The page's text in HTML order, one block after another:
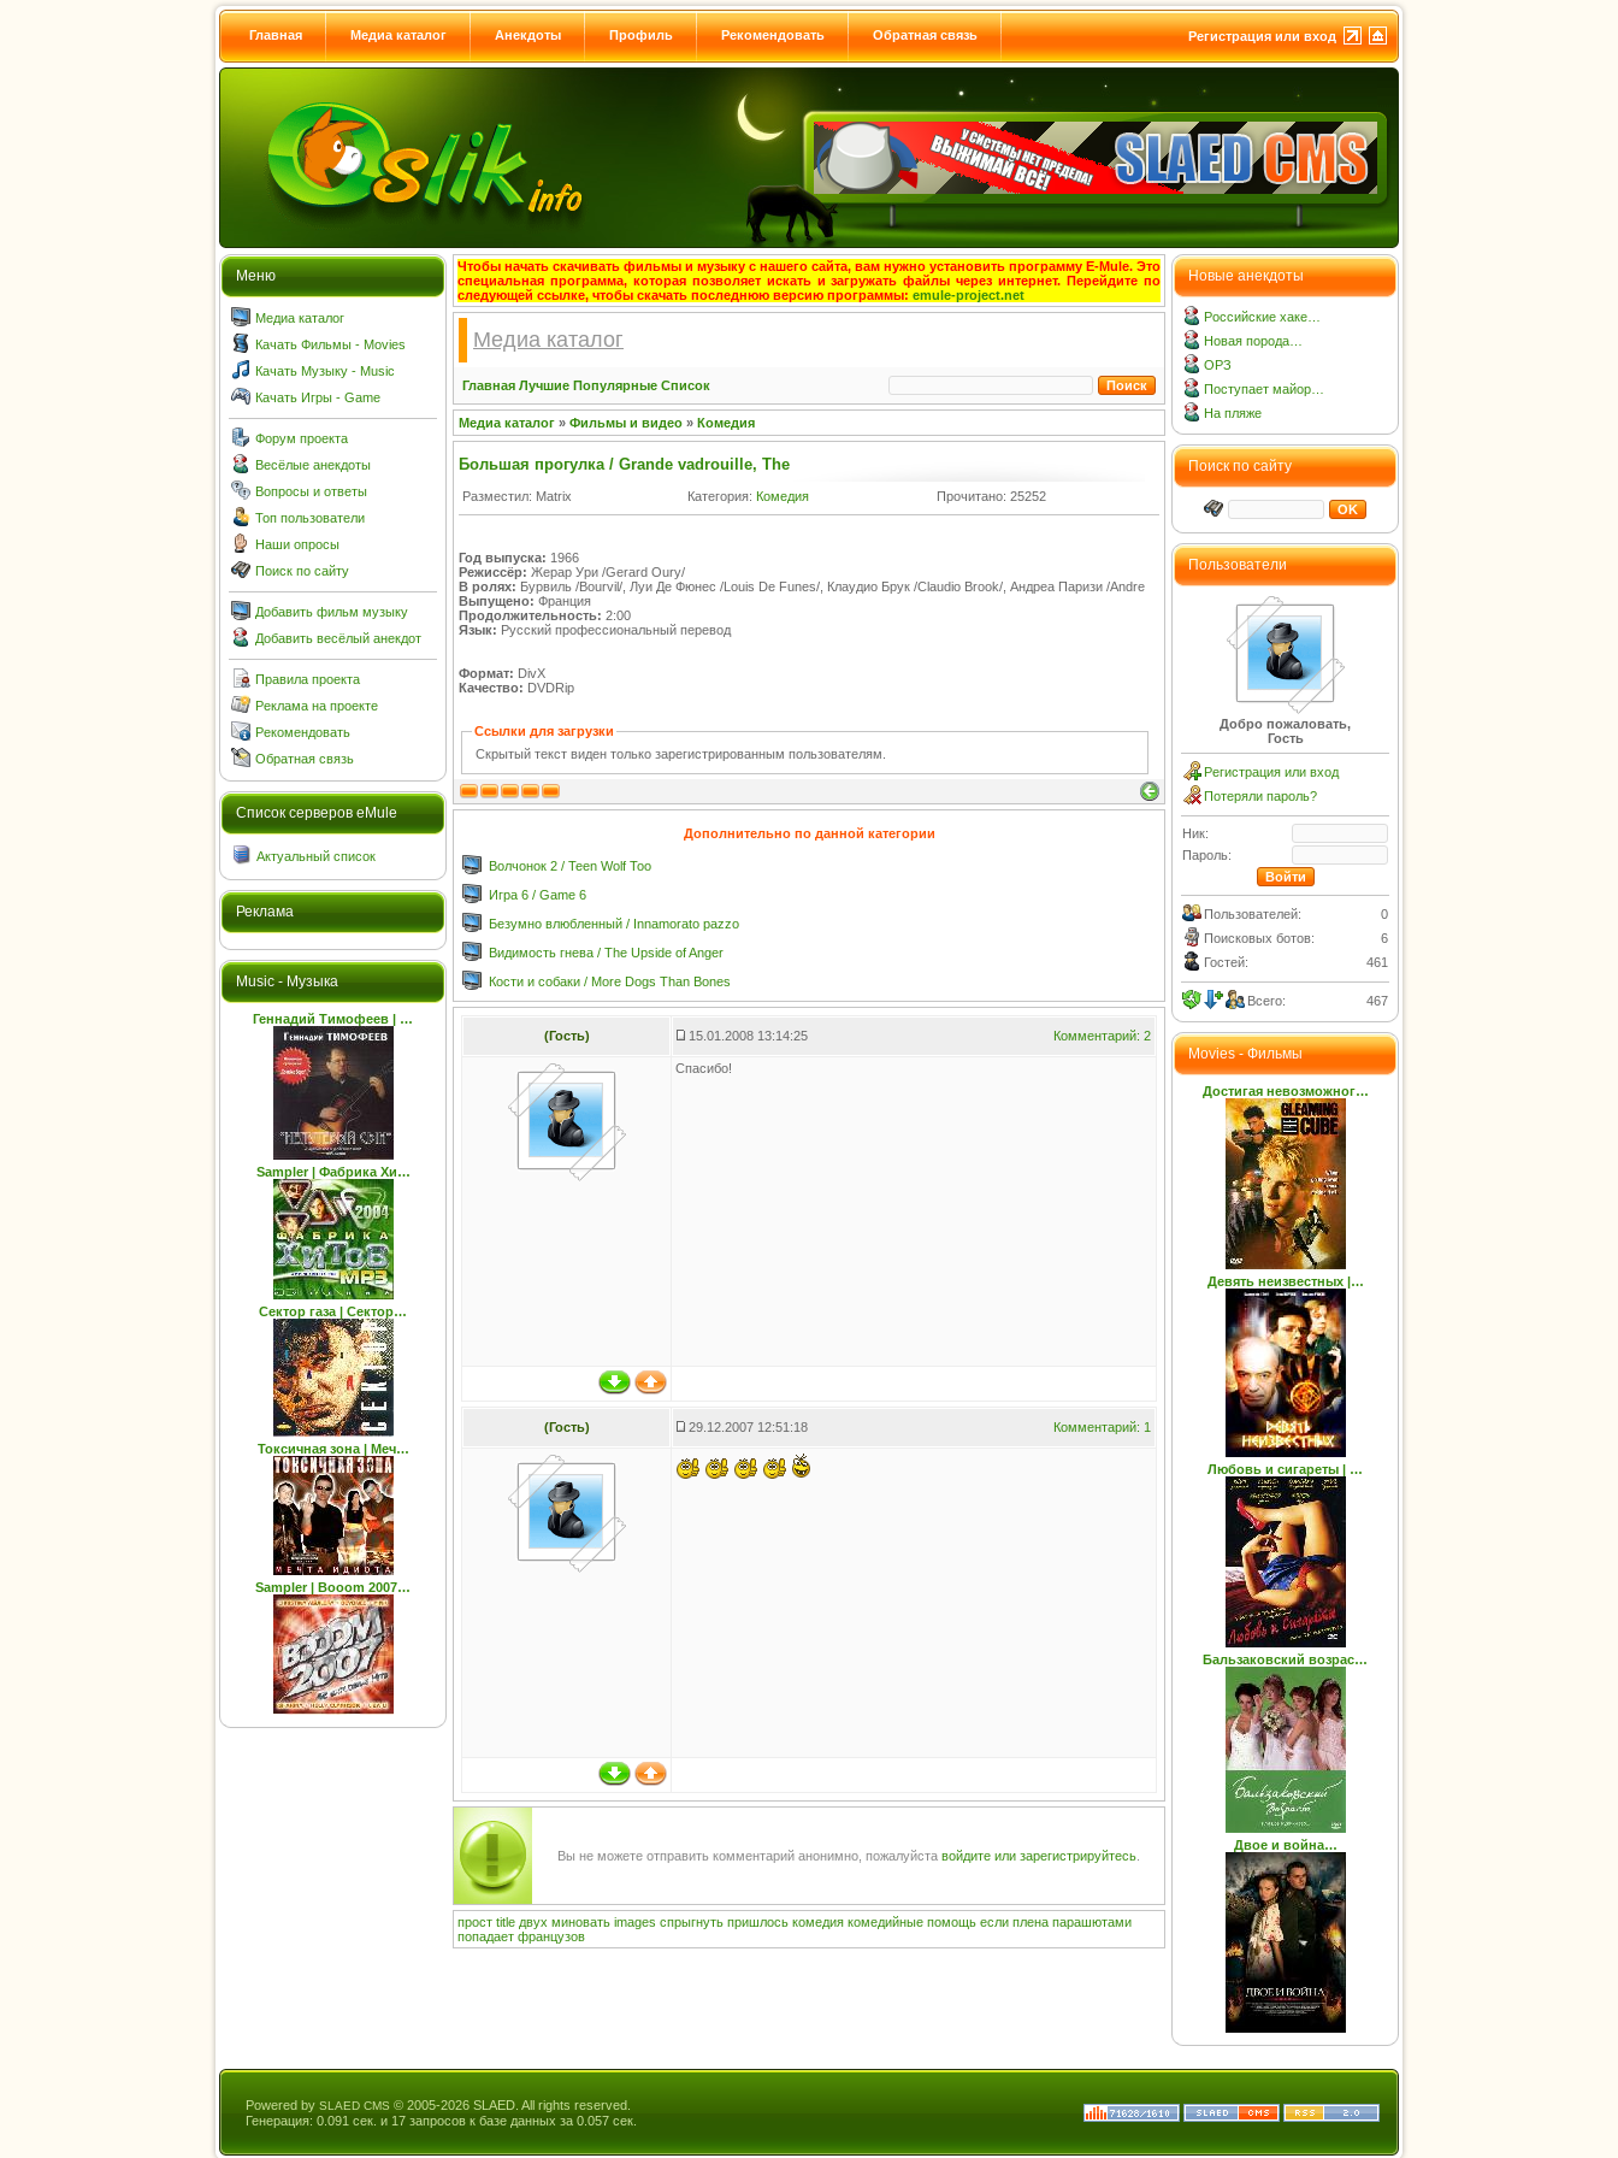
Регистрация или вход
Главная Медиа каталог Анекдоты Профиль Рекомендовать Обратная связь
Меню
Медиа каталог
Качать Фильмы - Movies
Качать Музыку - Music
Качать Игры - Game
Форум проекта
Весёлые анекдоты
Вопросы и ответы
Топ пользователи
Наши опросы
Поиск по сайту
Добавить фильм музыку
Добавить весёлый анекдот
Правила проекта
Реклама на проекте
Рекомендовать
Обратная связь
Cписок серверов eMule
Актуальный список
Реклама
Music - Музыка
Геннадий Тимофеев | …
Sampler | Фабрика Хи…
Сектор газа | Сектор…
Токсичная зона | Меч…
Sampler | Booom 2007…
Чтобы начать скачивать фильмы и музыку с нашего сайта, вам нужно установить программу E-Mule. Это
специальная программа, которая позволяет искать и загружать файлы через интернет. Перейдите по
следующей ссылке, чтобы скачать последнюю версию программы: emule-project.net
Медиа каталог
Главная Лучшие Популярные Список
Медиа каталог » Фильмы и видео » Комедия
Большая прогулка / Grande vadrouille, The
Разместил: Matrix Категория: Комедия Прочитано: 25252
Год выпуска: 1966
Режиссёр: Жерар Ури /Gerard Oury/
В ролях: Бурвиль /Bourvil/, Луи Де Фюнес /Louis De Funes/, Клаудио Брук /Claudio Brook/, Андреа Паризи /Andre
Выпущено: Франция
Продолжительность: 2:00
Язык: Русский профессиональный перевод
Формат: DivX
Качество: DVDRip
Ссылки для загрузки
Скрытый текст виден только зарегистрированным пользователям.
Дополнительно по данной категории
Волчонок 2 / Teen Wolf Too
Игра 6 / Game 6
Безумно влюбленный / Innamorato pazzo
Видимость гнева / The Upside of Anger
Кости и собаки / More Dogs Than Bones
(Гость) 15.01.2008 13:14:25 Комментарий: 2
Спасибо!
(Гость) 29.12.2007 12:51:18 Комментарий: 1
Вы не можете отправить комментарий анонимно, пожалуйста войдите или зарегистрируйтесь.
прост title двух миновать images спрыгнуть пришлось комедия комедийные помощь если плена парашютами
попадает французов
Новые анекдоты
Российские хаке…
Новая порода…
ОРЗ
Поступает майор…
На пляже
Поиск по сайту
Пользователи
Добро пожаловать,
Гость
Регистрация или вход
Потеряли пароль?
Ник:
Пароль:
Пользователей:
0
Поисковых ботов:
6
Гостей:
461
Всего: 467
Movies - Фильмы
Достигая невозможног…
Девять неизвестных |…
Любовь и сигареты | …
Бальзаковский возрас…
Двое и война…
Powered by SLAED CMS © 2005-2026 SLAED. All rights reserved.
Генерация: 0.091 сек. и 17 запросов к базе данных за 0.057 сек.